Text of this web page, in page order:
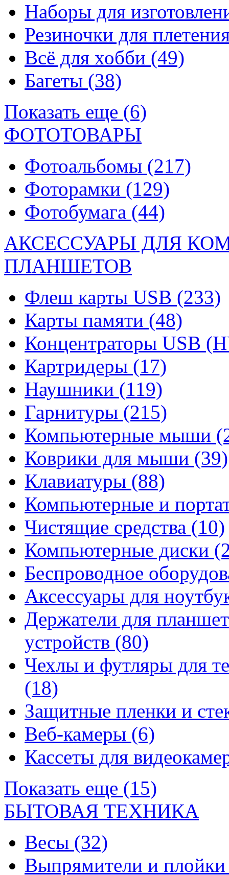
Наборы для
Резиночки для
Всё для хобби (49)
Багеты (38)
Показать еще (6)
ФОТОТОВАРЫ
Фотоальбомы (217)
Фоторамки (129)
Фотобумага (44)
АКСЕССУАРЫ ДЛЯ
ПЛАНШЕТОВ
Флеш карты USB (233)
Карты памяти (48)
Концентраторы USB
Картридеры (17)
Наушники (119)
Гарнитуры (215)
Компьютерные мыши
Коврики для мыши (39)
Клавиатуры (88)
Компьютерные и
Чистящие средства (10)
Компьютерные диски
Беспроводное
Аксессуары для
Держатели для
устройств (80)
Чехлы и футляры для
(18)
Защитные пленки и
Веб-камеры (6)
Кассеты для
Показать еще (15)
БЫТОВАЯ ТЕХНИКА
Весы (32)
Выпрямители и